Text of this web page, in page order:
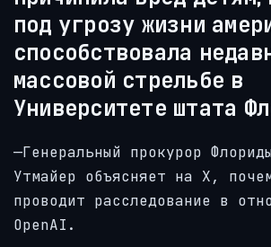
под угрозу жизни
способствовала
массовой стрельбе в
Университете штата
—Генеральный прокурор
Утмайер объясняет на X,
проводит расследование в
OpenAI.